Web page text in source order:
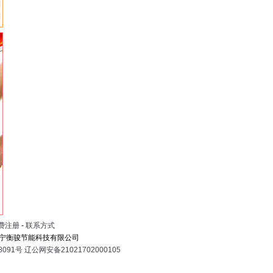
注册 - 联系方式
衡骏节能科技有限公司
号 辽公网安备21021702000105